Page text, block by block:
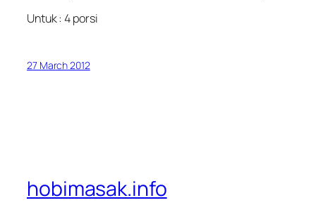
Untuk : 4 porsi
27 March 2012
hobimasak.info